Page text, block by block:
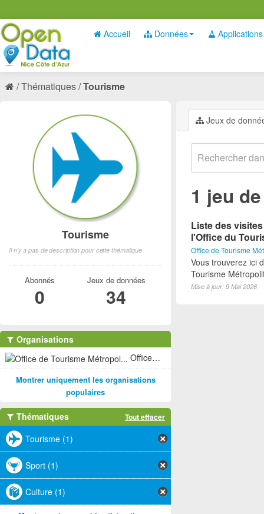
Accueil Données Applications
Thématiques Tourisme
Jeux de
1 jeu
Liste des
l'Office du
Office de Tourisme
Vous trouverez ici
Tourisme
Mise à jour: 9 Mai 2026
Tourisme
Il n'y a pas de description pour cette thématique
Abonnés
0
Jeux de données
34
Organisations
Office de Tourisme Métropol... (1)
Montrer uniquement les organisations
populaires
Thématiques Tout effacer
Tourisme (1)
Sport (1)
Culture (1)